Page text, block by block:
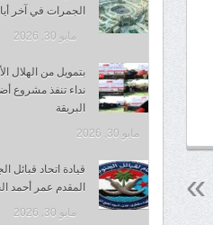
الجمرات في آخر
مايو 30, 2026
بتمويل من الهلال
نداء تنفذ مشروع
البريقة
مايو 30, 2026
قيادة اتحاد قبائل
المقدم عمر أحمد
مايو 30, 2026